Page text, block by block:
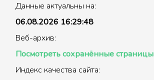
Данные актуальны на:
06.08.2026 16:29:48
Веб-архив:
Посмотреть сохранённые страницы
Индекс качества сайта: